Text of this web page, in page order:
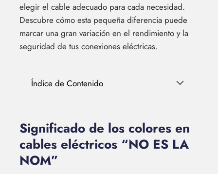
elegir el cable adecuado para cada necesidad.
Descubre cómo esta pequeña diferencia puede
marcar una gran variación en el rendimiento y la
seguridad de tus conexiones eléctricas.
Índice de Contenido
Significado de los colores en
cables eléctricos “NO ES LA
NOM”